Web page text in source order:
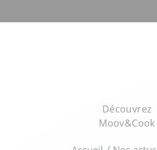
Découvrez
Moov&Cook